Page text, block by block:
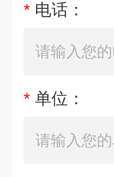
* 电话：
* 单位：